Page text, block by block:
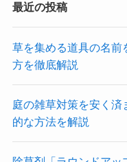
最近の投稿
草を集める道具の名前
方を徹底解説
庭の雑草対策を安く
的な方法を解説